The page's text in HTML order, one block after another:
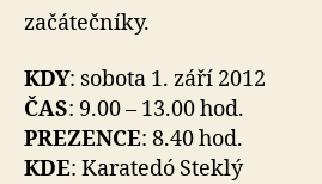
začátečníky.
KDY: sobota 1. září 2012
ČAS: 9.00 – 13.00 hod.
PREZENCE: 8.40 hod.
KDE: Karatedó Steklý